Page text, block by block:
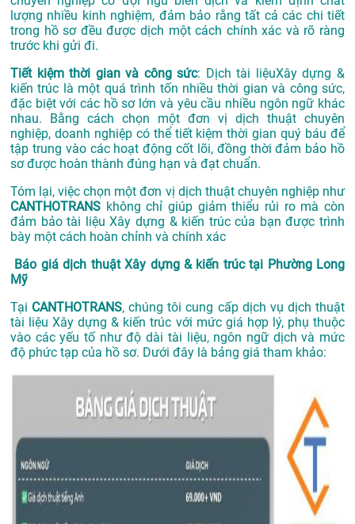
lượng nhiều kinh nghiệm, đảm bảo rằng tất cả các chi tiết
trong hồ sơ đều được dịch một cách chính xác và rõ ràng
trước khi gửi đi.
Tiết kiệm thời gian và công sức: Dịch tài liệuXây dựng &
kiến trúc là một quá trình tốn nhiều thời gian và công sức,
đặc biệt với các hồ sơ lớn và yêu cầu nhiều ngôn ngữ khác
nhau. Bằng cách chọn một đơn vị dịch thuật chuyên
nghiệp, doanh nghiệp có thể tiết kiệm thời gian quý báu để
tập trung vào các hoạt động cốt lõi, đồng thời đảm bảo hồ
sơ được hoàn thành đúng hạn và đạt chuẩn.
Tóm lại, việc chọn một đơn vị dịch thuật chuyên nghiệp như
CANTHOTRANS không chỉ giúp giảm thiểu rủi ro mà còn
đảm bảo tài liệu Xây dựng & kiến trúc của bạn được trình
bày một cách hoàn chỉnh và chính xác
Báo giá dịch thuật Xây dựng & kiến trúc tại Phường Long
Mỹ
Tại CANTHOTRANS, chúng tôi cung cấp dịch vụ dịch thuật
tài liệu Xây dựng & kiến trúc với mức giá hợp lý, phụ thuộc
vào các yếu tố như độ dài tài liệu, ngôn ngữ dịch và mức
độ phức tạp của hồ sơ. Dưới đây là bảng giá tham khảo: